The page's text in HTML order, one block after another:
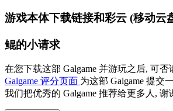
游戏本体下载链接和彩云 (移动云
鲲的小请求
在您下载这部 Galgame 并游玩之后, 可
Galgame 评分页面 为这部 Galgame 提交
我们把优秀的 Galgame 推荐给更多人, 谢